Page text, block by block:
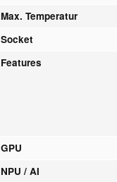
Max. Temperatur
Socket
Features
GPU
NPU / AI